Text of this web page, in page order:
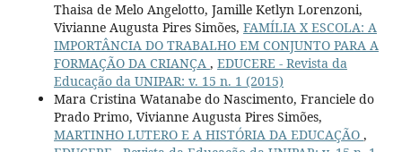
Thaisa de Melo Angelotto, Jamille Ketlyn Lorenzoni,
Vivianne Augusta Pires Simões, FAMÍLIA X ESCOLA: A
IMPORTÂNCIA DO TRABALHO EM CONJUNTO PARA A
FORMAÇÃO DA CRIANÇA , EDUCERE - Revista da
Educação da UNIPAR: v. 15 n. 1 (2015)
Mara Cristina Watanabe do Nascimento, Franciele do
Prado Primo, Vivianne Augusta Pires Simões,
MARTINHO LUTERO E A HISTÓRIA DA EDUCAÇÃO ,